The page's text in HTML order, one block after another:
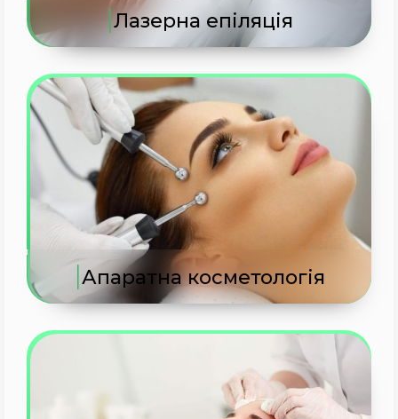
|Лазерна епіляція
|Апаратна косметологія